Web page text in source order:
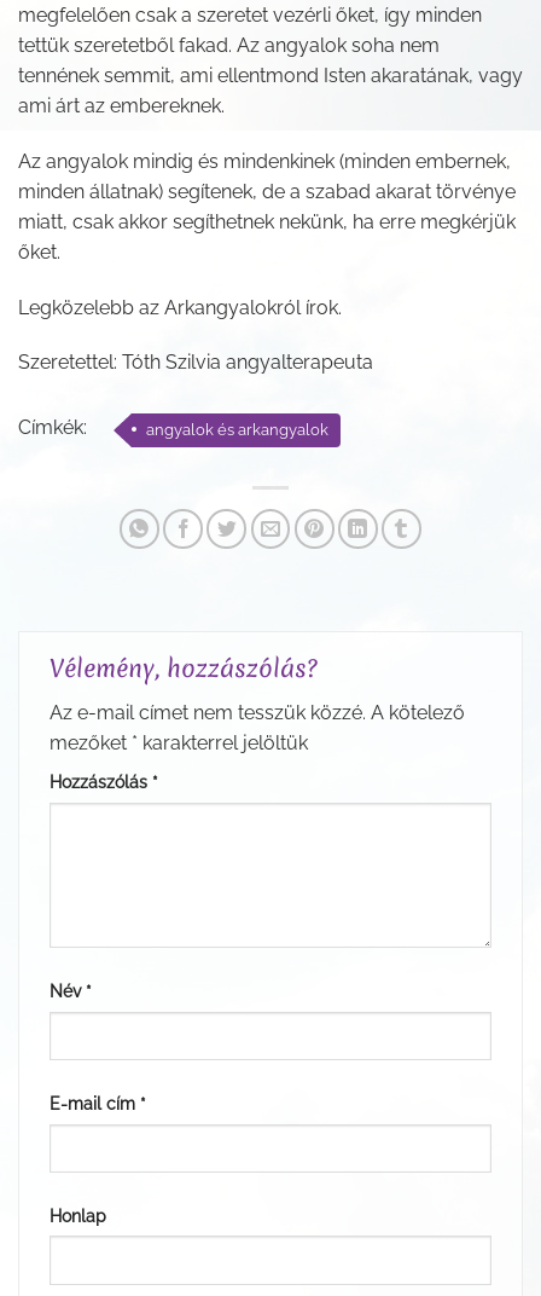
megfelelően csak a szeretet vezérli őket, így minden
tettük szeretetből fakad. Az angyalok soha nem
tennének semmit, ami ellentmond Isten akaratának, vagy
ami árt az embereknek.
Az angyalok mindig és mindenkinek (minden embernek,
minden állatnak) segítenek, de a szabad akarat törvénye
miatt, csak akkor segíthetnek nekünk, ha erre megkérjük
őket.
Legközelebb az Arkangyalokról írok.
Szeretettel: Tóth Szilvia angyalterapeuta
Címkék: angyalok és arkangyalok
Vélemény, hozzászólás?
Az e-mail címet nem tesszük közzé. A kötelező
mezőket * karakterrel jelöltük
Hozzászólás *
Név *
E-mail cím *
Honlap